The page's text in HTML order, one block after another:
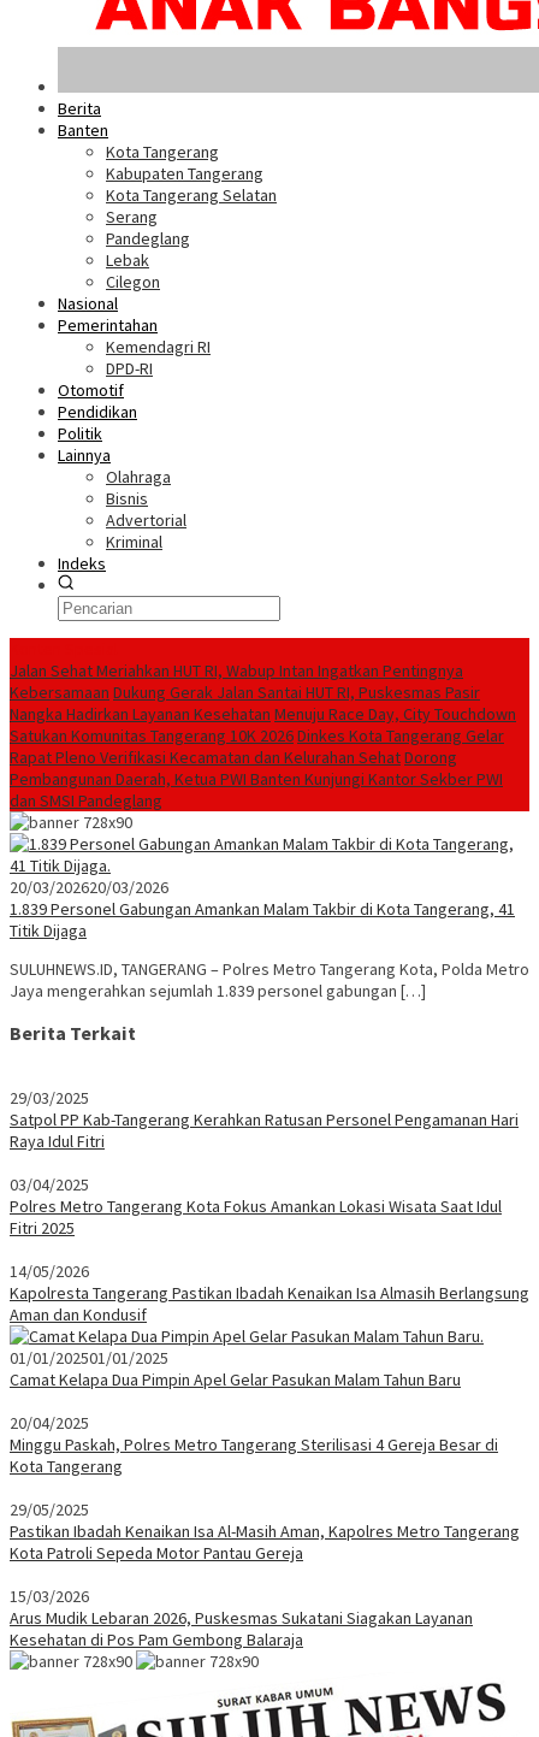
Berita
Banten
Kota Tangerang
Kabupaten Tangerang
Kota Tangerang Selatan
Serang
Pandeglang
Lebak
Cilegon
Nasional
Pemerintahan
Kemendagri RI
DPD-RI
Otomotif
Pendidikan
Politik
Lainnya
Olahraga
Bisnis
Advertorial
Kriminal
Indeks
Jalan Sehat Meriahkan HUT RI, Wabup Intan Ingatkan Pentingnya
Kebersamaan Dukung Gerak Jalan Santai HUT RI, Puskesmas Pasir
Nangka Hadirkan Layanan Kesehatan Menuju Race Day, City Touchdown
Satukan Komunitas Tangerang 10K 2026Dinkes Kota Tangerang Gelar
Rapat Pleno Verifikasi Kecamatan dan Kelurahan SehatDorong
Pembangunan Daerah, Ketua PWI Banten Kunjungi Kantor Sekber PWI
dan SMSI Pandeglang
20/03/202620/03/2026
1.839 Personel Gabungan Amankan Malam Takbir di Kota Tangerang, 41
Titik Dijaga
SULUHNEWS.ID, TANGERANG – Polres Metro Tangerang Kota, Polda Metro
Jaya mengerahkan sejumlah 1.839 personel gabungan […]
Berita Terkait
29/03/2025
Satpol PP Kab-Tangerang Kerahkan Ratusan Personel Pengamanan Hari
Raya Idul Fitri
03/04/2025
Polres Metro Tangerang Kota Fokus Amankan Lokasi Wisata Saat Idul
Fitri 2025
14/05/2026
Kapolresta Tangerang Pastikan Ibadah Kenaikan Isa Almasih Berlangsung
Aman dan Kondusif
01/01/202501/01/2025
Camat Kelapa Dua Pimpin Apel Gelar Pasukan Malam Tahun Baru
20/04/2025
Minggu Paskah, Polres Metro Tangerang Sterilisasi 4 Gereja Besar di
Kota Tangerang
29/05/2025
Pastikan Ibadah Kenaikan Isa Al-Masih Aman, Kapolres Metro Tangerang
Kota Patroli Sepeda Motor Pantau Gereja
15/03/2026
Arus Mudik Lebaran 2026, Puskesmas Sukatani Siagakan Layanan
Kesehatan di Pos Pam Gembong Balaraja